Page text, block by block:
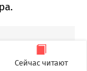
Сейчас читают